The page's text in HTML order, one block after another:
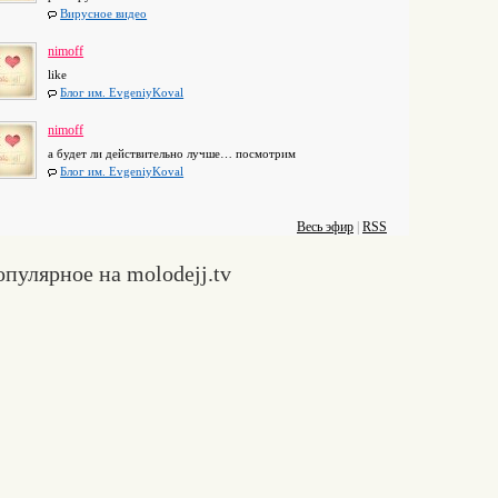
Вирусное видео
nimoff
like
Блог им. EvgeniyKoval
nimoff
а будет ли действительно лучше… посмотрим
Блог им. EvgeniyKoval
Весь эфир RSS
на molodejj.tv